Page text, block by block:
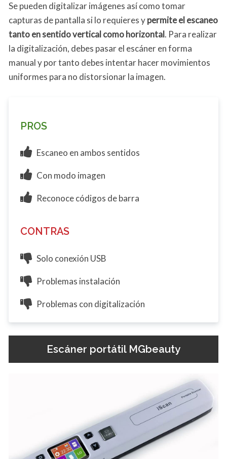
Se pueden digitalizar imágenes así como tomar
capturas de pantalla si lo requieres ypermite el escaneo
tanto en sentido vertical como horizontal. Para realizar
la digitalización, debes pasar el escáner en forma
manual y por tanto debes intentar hacer movimientos
uniformes para no distorsionar la imagen.
PROS
Escaneo en ambos sentidos
Con modo imagen
Reconoce códigos de barra
CONTRAS
Solo conexión USB
Problemas instalación
Problemas con digitalización
Escáner portátil MGbeauty